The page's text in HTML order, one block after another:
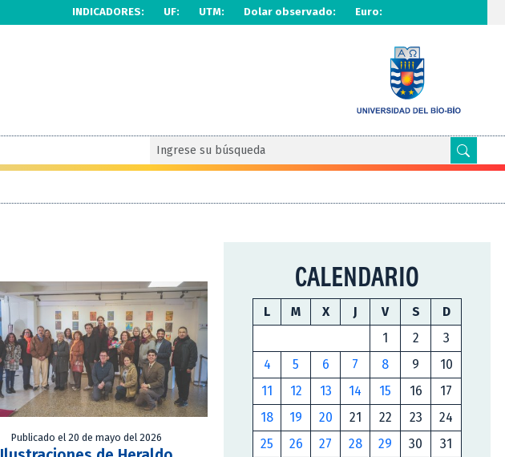
INDICADORES: UF: UTM: Dolar observado: Euro:
Publicado el 20 de mayo del 2026
CALENDARIO
L M X J V S
D
1
2
3
4
5 6 7 8 9
10
11
12 13 14 15 16
17
18
19 20 21 22 23
24
25
26 27 28 29 30 31